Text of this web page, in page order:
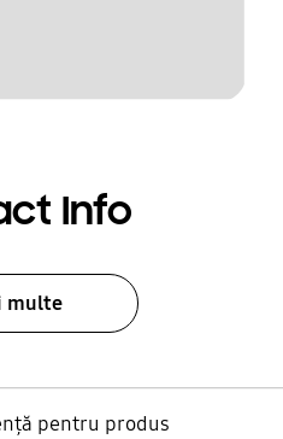
Info
multe
pentru produs